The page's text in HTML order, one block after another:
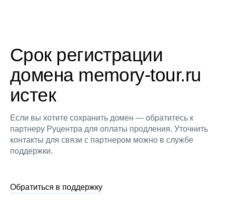
Срок регистрации
домена memory-tour.ru
истек
Если вы хотите сохранить домен — обратитесь к
партнеру Руцентра для оплаты продления. Уточнить
контакты для связи с партнером можно в службе
поддержки.
Обратиться в поддержку